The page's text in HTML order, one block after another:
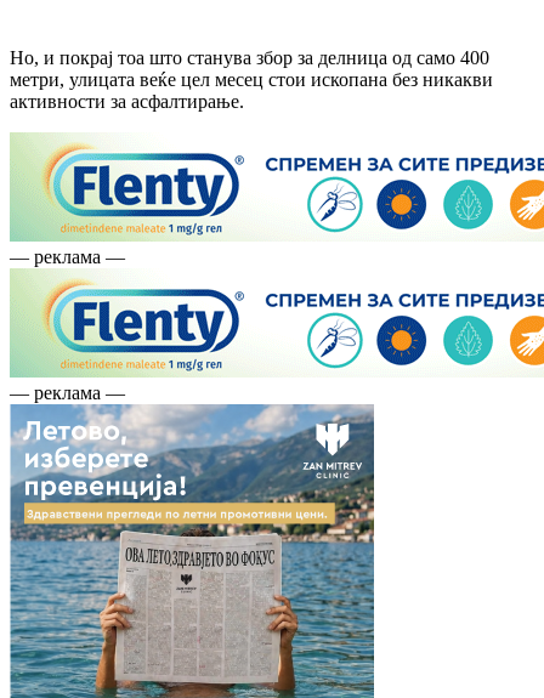
Но, и покрај тоа што станува збор за делница од само 400
метри, улицата веќе цел месец стои ископана без никакви
активности за асфалтирање.
— реклама —
— реклама —